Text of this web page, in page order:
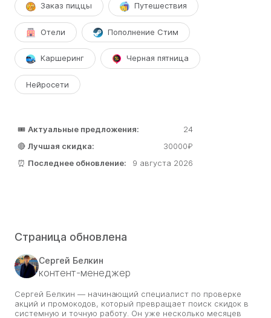
Заказ пиццы Путешествия
Отели Пополнение Стим
Каршеринг Черная пятница
Нейросети
🎟️ Актуальные предложения:
24
🔴 Лучшая скидка:
30000₽
⏰ Последнее обновление: 9 августа 2026
Страница обновлена
Сергей Белкин
контент-менеджер
Сергей Белкин — начинающий специалист по проверке
акций и промокодов, который превращает поиск скидок в
системную и точную работу. Он уже несколько месяцев